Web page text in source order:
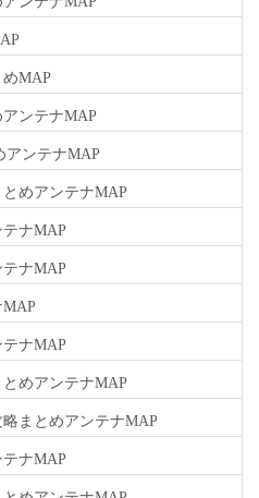
MAP
ンテナMAP
ンテナMAP
めアンテナMAP
ナMAP
ナMAP
ナMAP
めアンテナMAP
まとめアンテナMAP
ナMAP